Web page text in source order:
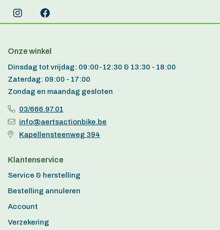
Onze winkel
Dinsdag tot vrijdag: 09:00-12:30 & 13:30 - 18:00
Zaterdag: 09:00 - 17:00
Zondag en maandag gesloten
03/666.97.01
info@aertsactionbike.be
Kapellensteenweg 394
Klantenservice
Service & herstelling
Bestelling annuleren
Account
Verzekering